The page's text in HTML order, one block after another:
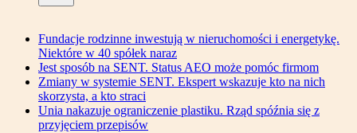
Fundacje rodzinne inwestują w nieruchomości i energetykę.
Niektóre w 40 spółek naraz
Jest sposób na SENT. Status AEO może pomóc firmom
Zmiany w systemie SENT. Ekspert wskazuje kto na nich
skorzysta, a kto straci
Unia nakazuje ograniczenie plastiku. Rząd spóźnia się z
przyjęciem przepisów